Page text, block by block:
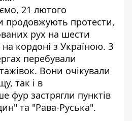
21 лютого
продовжують протести,
рух на шести
кордоні з Україною. З
перебували
Вони очікували
так і в
фур застрягли пунктів
та "Рава-Руська".